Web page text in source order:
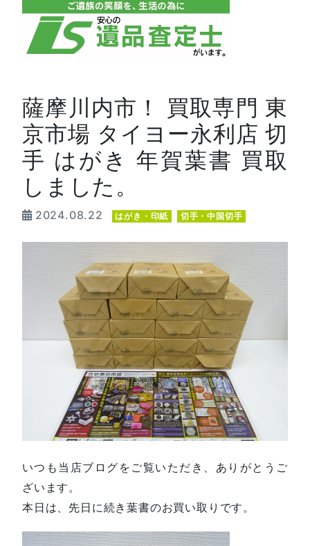
薩摩川内市！ 買取専門 東
京市場 タイヨー永利店 切
手 はがき 年賀葉書 買取
しました。
2024.08.22 はがき・印紙 切手・中国切手
いつも当店ブログをご覧いただき、ありがとうご
ざいます。
本日は、先日に続き葉書のお買い取りです。